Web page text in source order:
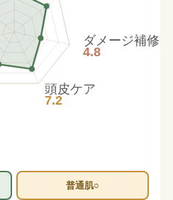
ダメージ補修
4.8
頭皮ケア
7.2
普通肌○